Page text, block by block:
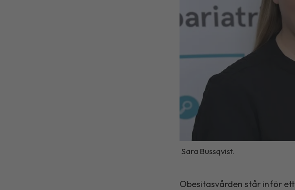
Sara Bussqvist.
Obesitasvården står inför